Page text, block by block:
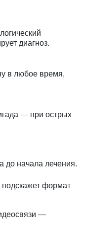
диагноз.
в любое время,
— при острых
до начала лечения.
формат
—